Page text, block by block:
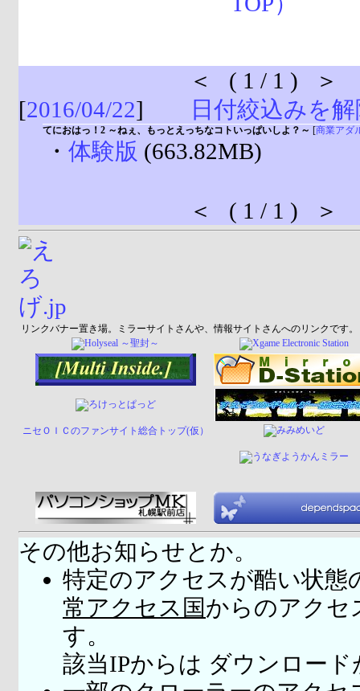
＜ ( 1 / 1 ) ＞
[2016/04/22] 日付絞込みを
てにおはっ！2 ～ねぇ、もっとえっちなコトいっぱいしよ？～ [商業アダ
・ 体験版 (663.82MB)
＜ ( 1 / 1 ) ＞
リンクバナー置き場。ミラーサイトさんや、情報サイトさんへのリンクです。
ニセＯＩＣのファンサイト総合トップ(仮）
その他お知らせとか。
特定のアクセスが酷い状態
常アクセス国からのアクセ
す。
該当IPからは ダウンロー